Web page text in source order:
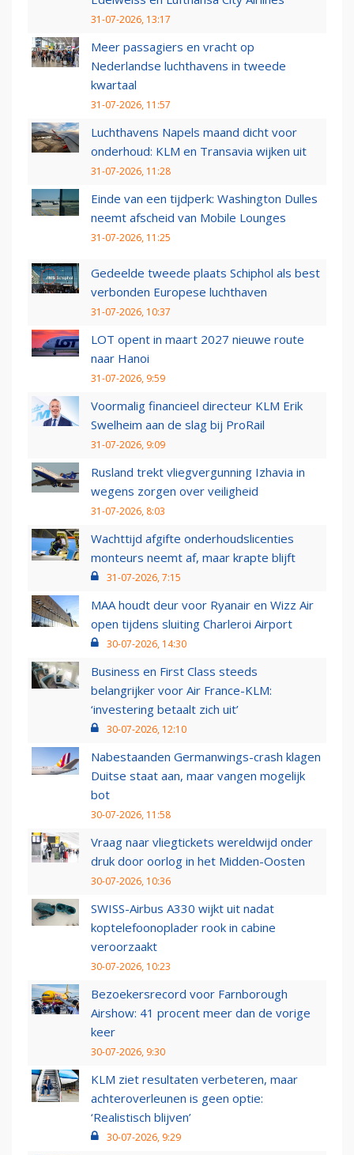
31-07-2026, 13:17
Meer passagiers en vracht op
Nederlandse luchthavens in tweede
kwartaal
31-07-2026, 11:57
Luchthavens Napels maand dicht voor
onderhoud: KLM en Transavia wijken uit
31-07-2026, 11:28
Einde van een tijdperk: Washington Dulles
neemt afscheid van Mobile Lounges
31-07-2026, 11:25
Gedeelde tweede plaats Schiphol als best
verbonden Europese luchthaven
31-07-2026, 10:37
LOT opent in maart 2027 nieuwe route
naar Hanoi
31-07-2026, 9:59
Voormalig financieel directeur KLM Erik
Swelheim aan de slag bij ProRail
31-07-2026, 9:09
Rusland trekt vliegvergunning Izhavia in
wegens zorgen over veiligheid
31-07-2026, 8:03
Wachttijd afgifte onderhoudslicenties
monteurs neemt af, maar krapte blijft
31-07-2026, 7:15
MAA houdt deur voor Ryanair en Wizz Air
open tijdens sluiting Charleroi Airport
30-07-2026, 14:30
Business en First Class steeds
belangrijker voor Air France-KLM:
‘investering betaalt zich uit’
30-07-2026, 12:10
Nabestaanden Germanwings-crash klagen
Duitse staat aan, maar vangen mogelijk
bot
30-07-2026, 11:58
Vraag naar vliegtickets wereldwijd onder
druk door oorlog in het Midden-Oosten
30-07-2026, 10:36
SWISS-Airbus A330 wijkt uit nadat
koptelefoonoplader rook in cabine
veroorzaakt
30-07-2026, 10:23
Bezoekersrecord voor Farnborough
Airshow: 41 procent meer dan de vorige
keer
30-07-2026, 9:30
KLM ziet resultaten verbeteren, maar
achteroverleunen is geen optie:
‘Realistisch blijven’
30-07-2026, 9:29